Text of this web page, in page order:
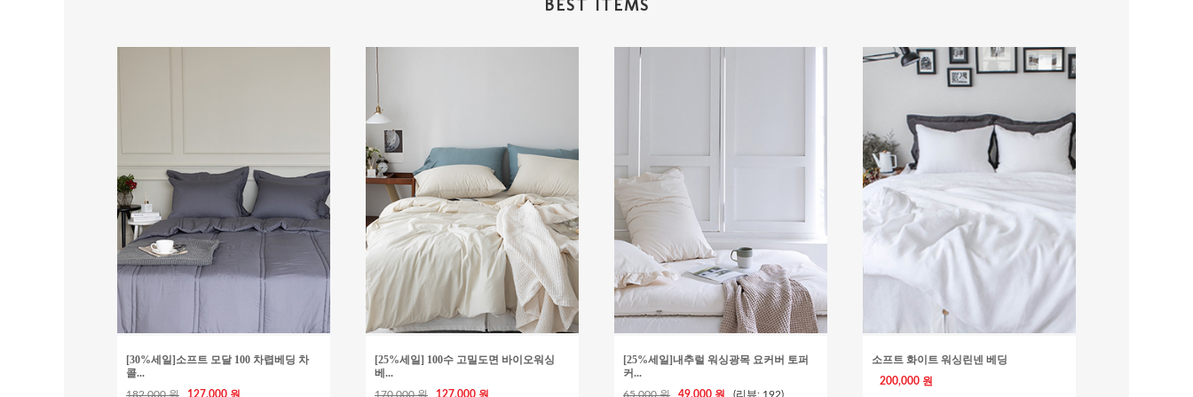
BEST ITEMS
[30%세일]소프트 모달 100 차렵베딩 차
콜...
182,000 원 127,000 원
[25%세일] 100수 고밀도면 바이오워싱
베...
170,000 원 127,000 원
[25%세일]내추럴 워싱광목 요커버 토퍼
커...
65,000 원 49,000 원 (리뷰: 192)
소프트 화이트 워싱린넨 베딩
200,000 원